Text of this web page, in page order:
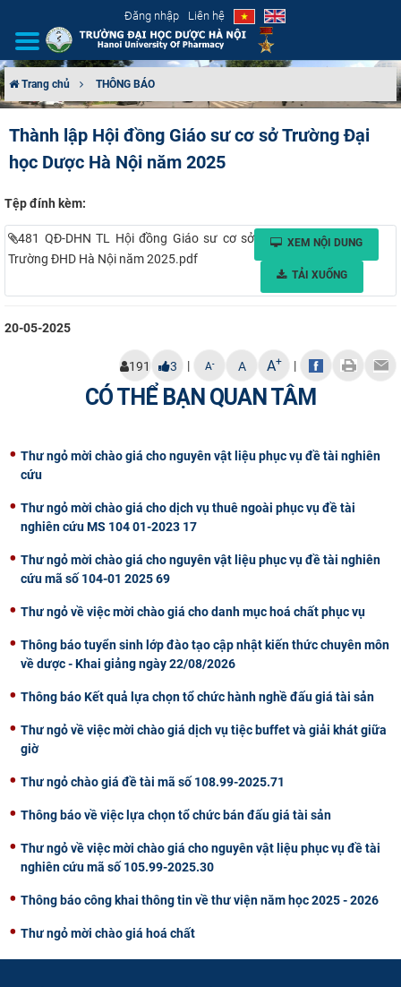
Đăng nhập Liên hệ
CƠ CẤU TỔ CHỨC
TUYỂN SINH
ĐÀO TẠO
ĐẢM BẢO CHẤT LƯỢNG
KHOA HỌC CÔNG NGHỆ
Trang chủ THÔNG BÁO
Thành lập Hội đồng Giáo sư cơ sở Trường Đại
học Dược Hà Nội năm 2025
Tệp đính kèm:
481 QĐ-DHN TL Hội đồng Giáo sư cơ sở
Trường ĐHD Hà Nội năm 2025.pdf
XEM NỘI DUNG
TẢI XUỐNG
20-05-2025
191 3 | A- A A+ |
CÓ THỂ BẠN QUAN TÂM
Thư ngỏ mời chào giá cho nguyên vật liệu phục vụ đề tài nghiên
cứu
Thư ngỏ mời chào giá cho dịch vụ thuê ngoài phục vụ đề tài
nghiên cứu MS 104 01-2023 17
Thư ngỏ mời chào giá cho nguyên vật liệu phục vụ đề tài nghiên
cứu mã số 104-01 2025 69
Thư ngỏ về việc mời chào giá cho danh mục hoá chất phục vụ
Thông báo tuyển sinh lớp đào tạo cập nhật kiến thức chuyên môn
về dược - Khai giảng ngày 22/08/2026
Thông báo Kết quả lựa chọn tổ chức hành nghề đấu giá tài sản
Thư ngỏ về việc mời chào giá dịch vụ tiệc buffet và giải khát giữa
giờ
Thư ngỏ chào giá đề tài mã số 108.99-2025.71
Thông báo về việc lựa chọn tổ chức bán đấu giá tài sản
Thư ngỏ về việc mời chào giá cho nguyên vật liệu phục vụ đề tài
nghiên cứu mã số 105.99-2025.30
Thông báo công khai thông tin về thư viện năm học 2025 - 2026
Thư ngỏ mời chào giá hoá chất